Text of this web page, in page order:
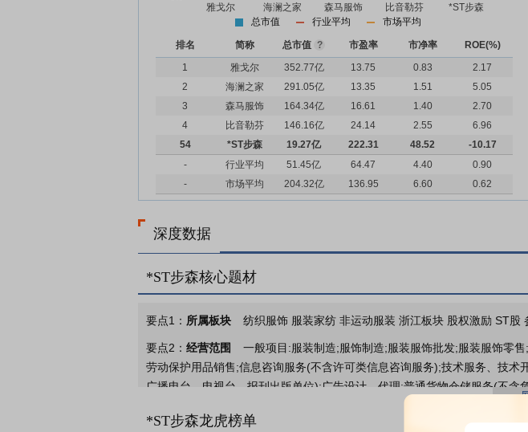
总市值 行业平均 市场平均
排名 简称 总市值 ? 市盈率 市净率
ROE(%)
1
雅戈尔 352.77亿 13.75 0.83
2.17
2
海澜之家 291.05亿 13.35 1.51
5.05
3
森马服饰 164.34亿 16.61 1.40
2.70
4
比音勒芬 146.16亿 24.14 2.55
6.96
54
*ST步森 19.27亿 222.31 48.52
-10.17
-
行业平均 51.45亿 64.47 4.40
0.90
-
市场平均 204.32亿 136.95 6.60 0.62
深度数据
*ST步森核心题材
要点1： 所属板块 纺织服饰 服装家纺 非运动服装 浙江板块 股权激励 ST股
要点2： 经营范围
一般项目:服装制造;服饰制造;服装服饰批发;服装服饰零
劳动保护用品销售;信息咨询服务(不含许可类信息咨询服务);技术服务、技
广播电台、电视台、报刊出版单位);广告设计、代理;普通货物仓储服务(不
机软硬件及辅助设备零售;家用电器销售;家居用品销售;仪器仪表销售;日用
及其制品除外);机械设备销售;煤炭及制品销售;市场营销策划;票务代理服务;
*ST步森龙虎榜单